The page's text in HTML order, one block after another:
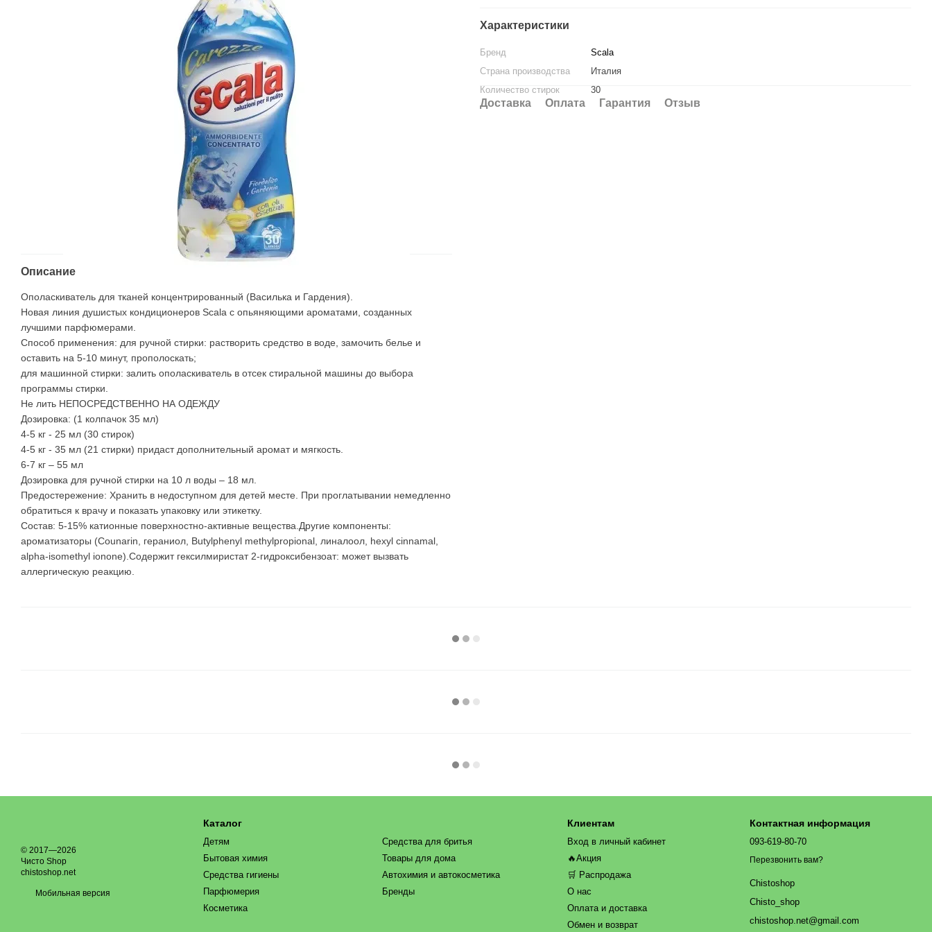
Описание
Ополаскиватель для тканей концентрированный (Василька и Гардения).
Новая линия душистых кондиционеров Scala с опьяняющими ароматами, созданных
лучшими парфюмерами.
Способ применения: для ручной стирки: растворить средство в воде, замочить белье и
оставить на 5-10 минут, прополоскать;
для машинной стирки: залить ополаскиватель в отсек стиральной машины до выбора
программы стирки.
Не лить НЕПОСРЕДСТВЕННО НА ОДЕЖДУ
Дозировка: (1 колпачок 35 мл)
4-5 кг - 25 мл (30 стирок)
4-5 кг - 35 мл (21 стирки) придаст дополнительный аромат и мягкость.
6-7 кг – 55 мл
Дозировка для ручной стирки на 10 л воды – 18 мл.
Предостережение: Хранить в недоступном для детей месте. При проглатывании немедленно
обратиться к врачу и показать упаковку или этикетку.
Состав: 5-15% катионные поверхностно-активные вещества.Другие компоненты:
ароматизаторы (Counarin, гераниол, Butylphenyl methylpropional, линалоол, hexyl cinnamal,
alpha-isomethyl ionone).Содержит гексилмиристат 2-гидроксибензоат: может вызвать
аллергическую реакцию.
Характеристики
Бренд
Scala
Страна производства
Италия
Количество стирок
30
Доставка Оплата Гарантия Отзыв
© 2017—2026
Чисто Shop
chistoshop.net
Мобильная версия
Каталог
Детям
Бытовая химия
Средства гигиены
Парфюмерия
Косметика
Средства для бритья
Товары для дома
Автохимия и автокосметика
Бренды
Клиентам
Вход в личный кабинет
🔥Акция
🛒 Распродажа
О нас
Оплата и доставка
Обмен и возврат
Контактная информация
093-619-80-70
Перезвонить вам?
Chistoshop
Chisto_shop
chistoshop.net@gmail.com